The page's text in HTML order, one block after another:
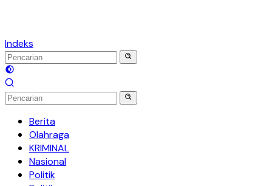
Indeks
Berita
Olahraga
KRIMINAL
Nasional
Politik